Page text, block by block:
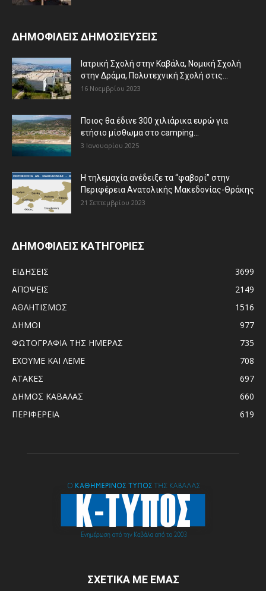
ΔΗΜΟΦΙΛΕΙΣ ΔΗΜΟΣΙΕΥΣΕΙΣ
Ιατρική Σχολή στην Καβάλα, Νομική Σχολή
στην Δράμα, Πολυτεχνική Σχολή στις...
16 Νοεμβρίου 2023
Ποιος θα έδινε 300 χιλιάρικα ευρώ για
ετήσιο μίσθωμα στο camping...
3 Ιανουαρίου 2025
Η τηλεμαχία ανέδειξε τα “φαβορί” στην
Περιφέρεια Ανατολικής Μακεδονίας-Θράκης
21 Σεπτεμβρίου 2023
ΔΗΜΟΦΙΛΕΙΣ ΚΑΤΗΓΟΡΙΕΣ
ΕΙΔΗΣΕΙΣ
3699
ΑΠΟΨΕΙΣ
2149
ΑΘΛΗΤΙΣΜΟΣ
1516
ΔΗΜΟΙ
977
ΦΩΤΟΓΡΑΦΙΑ ΤΗΣ ΗΜΕΡΑΣ
735
ΕΧΟΥΜΕ ΚΑΙ ΛΕΜΕ
708
ΑΤΑΚΕΣ
697
ΔΗΜΟΣ ΚΑΒΑΛΑΣ
660
ΠΕΡΙΦΕΡΕΙΑ
619
ΣΧΕΤΙΚΑ ΜΕ ΕΜΑΣ